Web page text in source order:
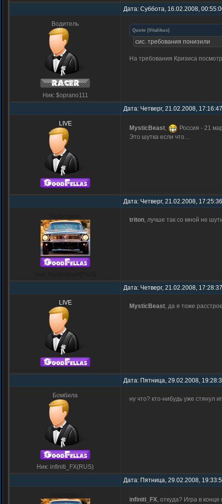
Дата: Суббота, 16.02.2008,
Водитель
Ник: $oprano111
Quote (Vitalikus)
сис. требования понизили
На требования Кризиса
Дата: Четверг, 21.02.2008,
LIVE
MysticBeast,
Россия - 21
Это шутка если что…
Дата: Четверг, 21.02.2008,
triton, лучше так со мной не
Дата: Четверг, 21.02.2008,
LIVE MysticBeast, да я тоже
Дата: Пятница, 29.02.2008,
Бомбила
Ник: infiniti_FX(RUS)
ну что? кто-нибудь уже стянул
Дата: Пятница, 29.02.2008,
infiniti_FX, откуда? Игра в